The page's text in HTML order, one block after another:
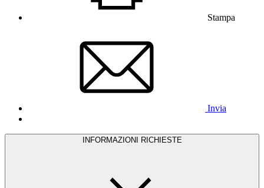
Stampa
Invia
INFORMAZIONI RICHIESTE